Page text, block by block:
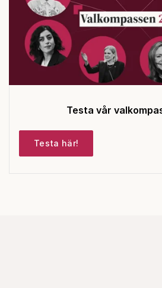
Testa vår
Testa här!